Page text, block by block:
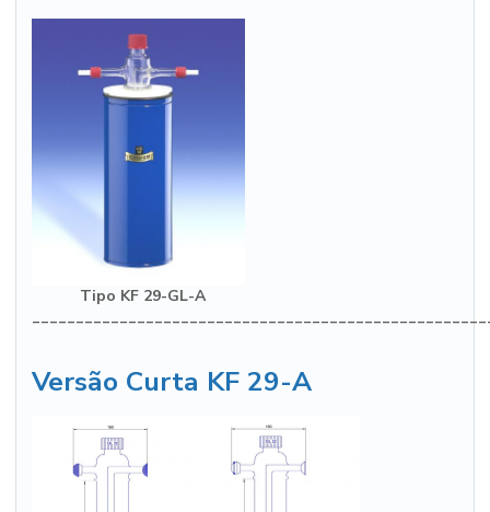
Tipo KF 29-GL-A
Versão Curta KF 29-A